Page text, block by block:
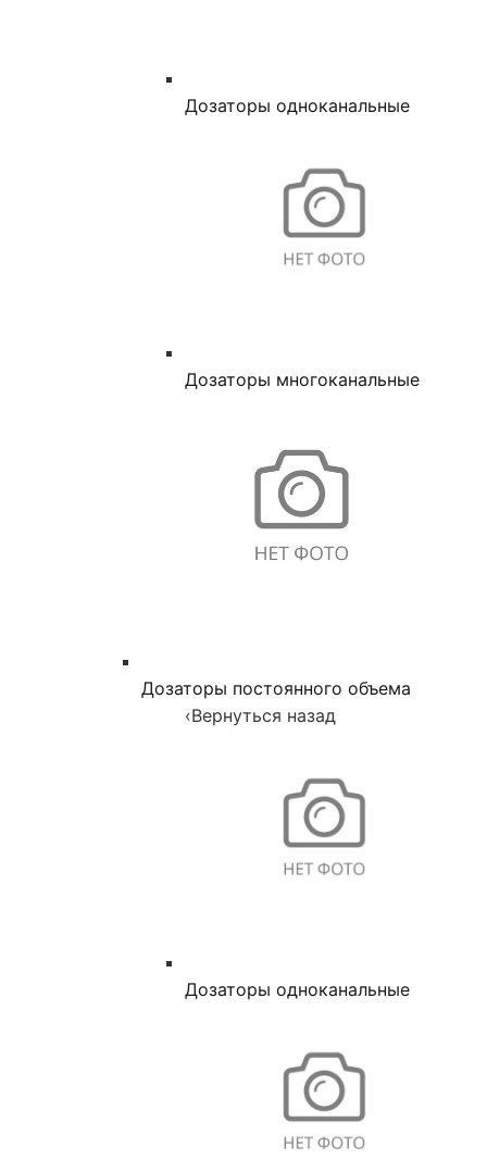
Дозаторы одноканальные
Дозаторы многоканальные
Дозаторы постоянного объема
‹Вернуться назад
Дозаторы одноканальные